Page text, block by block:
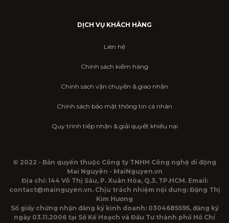
DỊCH VỤ KHÁCH HÀNG
Liên hệ
Chính sách kiểm hàng
Chính sách vận chuyển & giao nhận
Chính sách bảo mật thông tin cá nhân
Quy trình tiếp nhận & giải quyết khiếu nại
© 2022 - Bản quyền thuộc Công ty TNHH Công nghệ di động
Mai Nguyên - MaiNguyen.vn
Địa chỉ: 144 Võ Thị Sáu, P. Xuân Hòa, Q.3, TP.HCM. Email:
contact@mainguyen.vn. Chịu trách nhiệm nội dung: Đặng Thị
Kim Hương
Số giấy chứng nhận đăng ký kinh doanh: 0304685595, đăng ký
ngày 03.11.2006 tại Sở Kế Hoạch và Đầu Tư thành phố Hồ Chí